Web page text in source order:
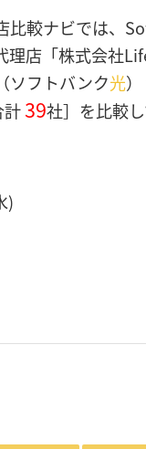
比較ナビでは、
理店「株式会社
（ソフトバンク光
計39社］を比較し
)